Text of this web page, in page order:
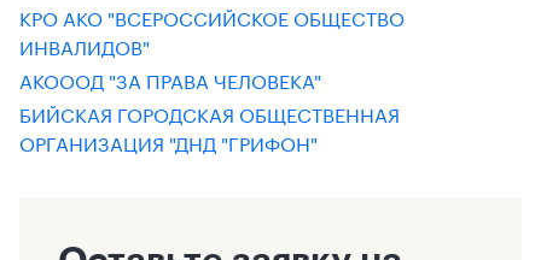
КРО АКО "ВСЕРОССИЙСКОЕ ОБЩЕСТВО
ИНВАЛИДОВ"
АКОООД "ЗА ПРАВА ЧЕЛОВЕКА"
БИЙСКАЯ ГОРОДСКАЯ ОБЩЕСТВЕННАЯ
ОРГАНИЗАЦИЯ "ДНД "ГРИФОН"